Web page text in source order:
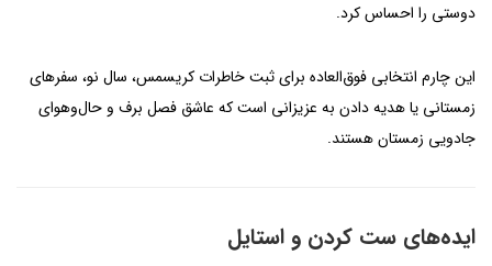
دوستی را احساس کرد.
این چارم انتخابی فوق‌العاده برای ثبت خاطرات کریسمس، سال نو، سفرهای
زمستانی یا هدیه دادن به عزیزانی است که عاشق فصل برف و حال‌وهوای
جادویی زمستان هستند.
ایده‌های ست کردن و استایل